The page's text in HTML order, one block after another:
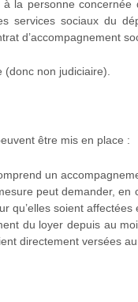
la personne
services sociaux du
d’accompagnement
(donc non judiciaire).
être mis en place :
un
peut demander,
qu’elles soient
du loyer depuis au
directement versées